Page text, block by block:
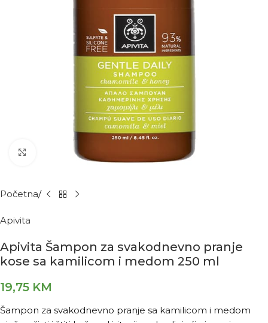
Kliknite za povećanje
Početna
Apivita
Apivita Šampon za svakodnevno pranje
kose sa kamilicom i medom 250 ml
19,75 KM
Šampon za svakodnevno pranje sa kamilicom i medom